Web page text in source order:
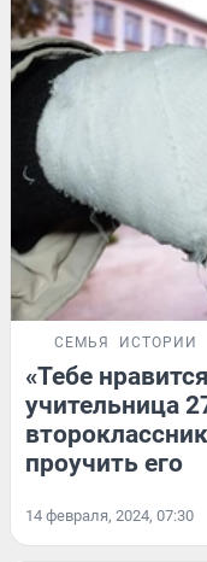
СЕМЬЯ ИСТОРИИ
«Тебе
учительница
проучить его
14 февраля, 2024, 07:30